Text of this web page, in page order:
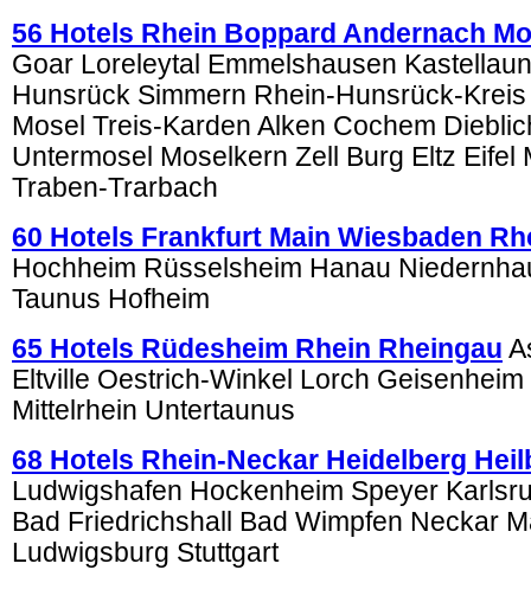
56 Hotels Rhein Boppard Andernach
Goar Loreleytal Emmelshausen
Hunsrück Simmern Rhein-Hunsrück-
Mosel Treis-Karden Alken Cochem
Untermosel Moselkern Zell Burg Eltz Eifel
Traben-Trarbach
60 Hotels Frankfurt Main Wiesbaden
Hochheim Rüsselsheim Hanau
Taunus Hofheim
65 Hotels Rüdesheim Rhein Rheingau
Eltville Oestrich-Winkel Lorch Geisenheim
Mittelrhein Untertaunus
68 Hotels Rhein-Neckar Heidelberg
Ludwigshafen Hockenheim Speyer
Bad Friedrichshall Bad Wimpfen Neckar
Ludwigsburg Stuttgart